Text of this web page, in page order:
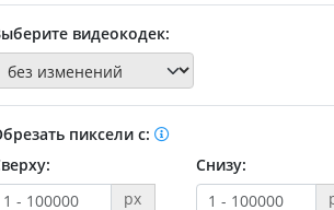
видеокодек:
пиксели с:
px
Снизу: